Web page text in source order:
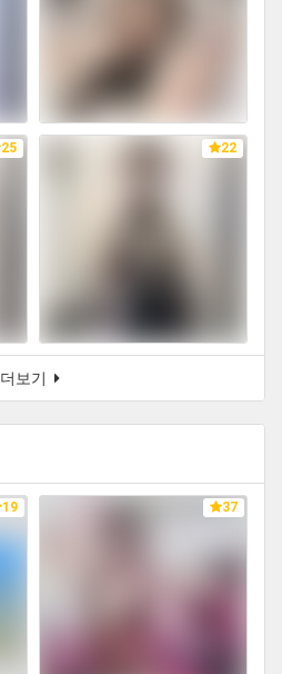
25 22
더보기
19 37